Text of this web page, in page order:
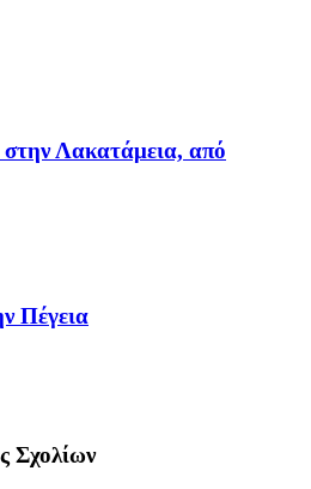
στην Λακατάμεια, από
Πέγεια
Σχολίων